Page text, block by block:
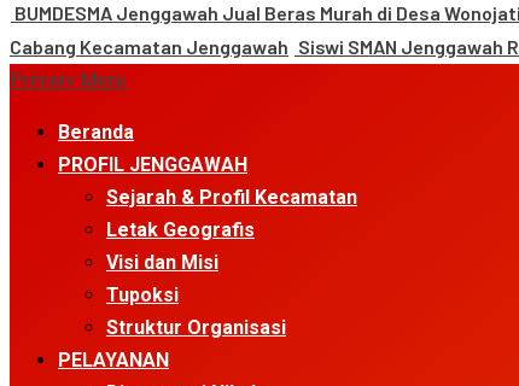
BUMDESMA Jenggawah Jual Beras Murah di Desa Wonojati
Cabang Kecamatan Jenggawah Siswi SMAN Jenggawah
Primary Menu
Beranda
PROFIL JENGGAWAH
Sejarah & Profil Kecamatan
Letak Geografis
Visi dan Misi
Tupoksi
Struktur Organisasi
PELAYANAN